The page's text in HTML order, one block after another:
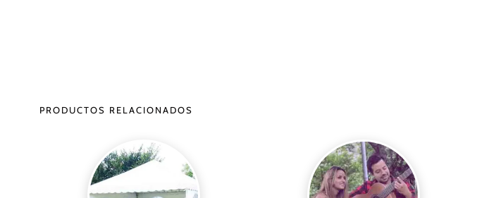
PRODUCTOS RELACIONADOS